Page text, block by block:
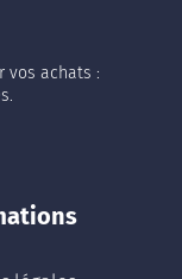
vos achats :